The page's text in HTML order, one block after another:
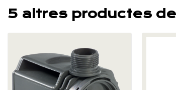
5 altres productes